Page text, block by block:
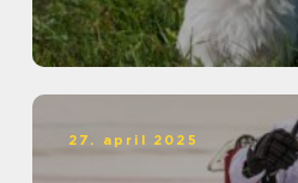
27. april 2025